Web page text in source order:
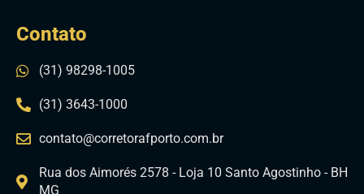
Contato
(31) 98298-1005
(31) 3643-1000
contato@corretorafporto.com.br
Rua dos Aimorés 2578 - Loja 10 Santo Agostinho - BH
MG